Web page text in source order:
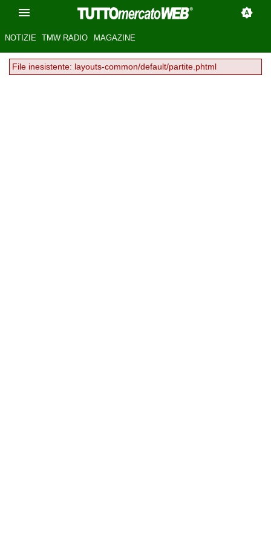
NOTIZIE TMW RADIO MAGAZINE
File inesistente: layouts-common/default/partite.phtml